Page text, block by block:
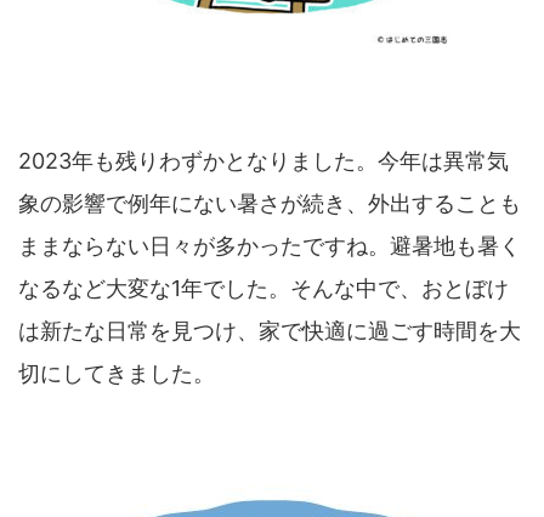
2023年も残りわずかとなりました。今年は異常気
象の影響で例年にない暑さが続き、外出することも
ままならない日々が多かったですね。避暑地も暑く
なるなど大変な1年でした。そんな中で、おとぼけ
は新たな日常を見つけ、家で快適に過ごす時間を大
切にしてきました。